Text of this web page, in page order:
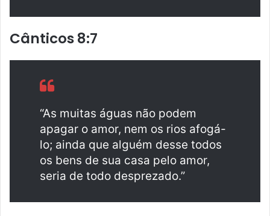
Cânticos 8:7
“As muitas águas não podem
apagar o amor, nem os rios afogá-
lo; ainda que alguém desse todos
os bens de sua casa pelo amor,
seria de todo desprezado.”